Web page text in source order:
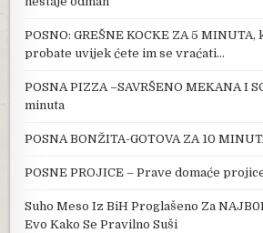
POSNO: GREŠNE KOCKE ZA 5 MINUTA,
probate uvijek ćete im se vraćati…
POSNA PIZZA –SAVRŠENO MEKANA I
minuta
POSNA BONŽITA-GOTOVA ZA 10
POSNE PROJICE – Prave domaće
Suho Meso Iz BiH Proglašeno Za
Evo Kako Se Pravilno Suši